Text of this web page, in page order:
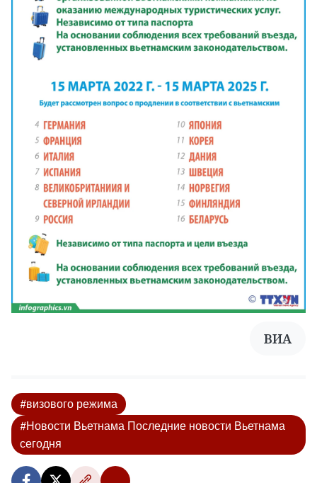
ВИА
#визового режима
#Новости Вьетнама Последние новости Вьетнама
сегодня